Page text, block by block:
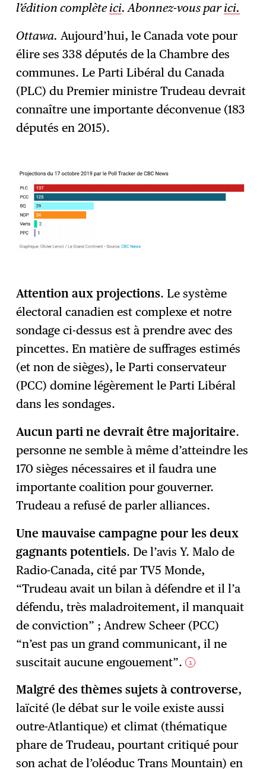
l’édition complèteici. Abonnez-vous parici.
Ottawa. Aujourd’hui, le Canada vote pour
élire ses 338 députés de la Chambre des
communes. Le Parti Libéral du Canada
(PLC) du Premier ministre Trudeau devrait
connaître une importante déconvenue (183
députés en 2015).
Attention aux projections. Le système
électoral canadien est complexe et notre
sondage ci-dessus est à prendre avec des
pincettes. En matière de suffrages estimés
(et non de sièges), le Parti conservateur
(PCC) domine légèrement le Parti Libéral
dans les sondages.
Aucun parti ne devrait être majoritaire.
personne ne semble à même d’atteindre les
170 sièges nécessaires et il faudra une
importante coalition pour gouverner.
Trudeau a refusé de parler alliances.
Une mauvaise campagne pour les deux
gagnants potentiels. De l’avis Y. Malo de
Radio-Canada, cité par TV5 Monde,
“Trudeau avait un bilan à défendre et il l’a
défendu, très maladroitement, il manquait
de conviction” ; Andrew Scheer (PCC)
“n’est pas un grand communicant, il ne
suscitait aucune engouement”. 1
Malgré des thèmes sujets à controverse,
laïcité (le débat sur le voile existe aussi
outre-Atlantique) et climat (thématique
phare de Trudeau, pourtant critiqué pour
son achat de l’oléoduc Trans Mountain) en